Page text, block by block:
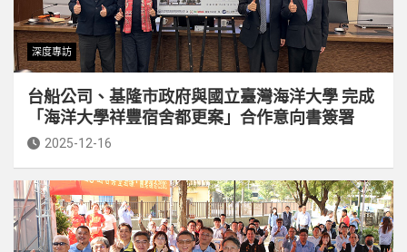
深度專訪
台船公司、基隆市政府與國立臺灣海洋大學 完成
「海洋大學祥豐宿舍都更案」合作意向書簽署
2025-12-16